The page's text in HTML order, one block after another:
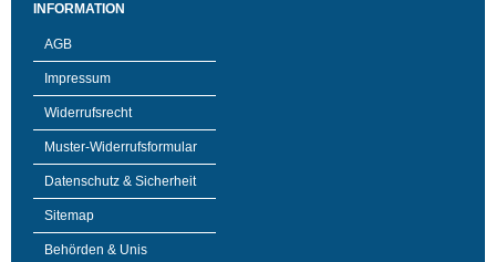
INFORMATION
AGB
Impressum
Widerrufsrecht
Muster-Widerrufsformular
Datenschutz & Sicherheit
Sitemap
Behörden & Unis